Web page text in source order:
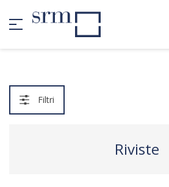
Filtri
Riviste